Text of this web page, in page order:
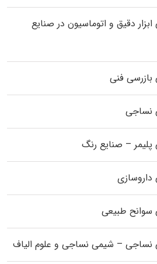
دقیق و اتوماسیون در صنایع
فنی
نساجی
– صنایع رنگ
سوانح طبیعی
نساجی – شیمی نساجی و علوم الیاف